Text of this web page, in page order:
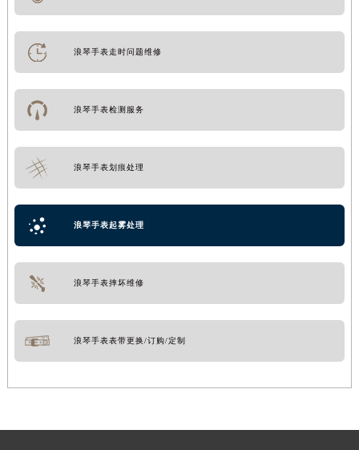
浪琴手表走时问题维修
浪琴手表检测服务
浪琴手表划痕处理
浪琴手表起雾处理
浪琴手表摔坏维修
浪琴手表表带更换/订购/定制